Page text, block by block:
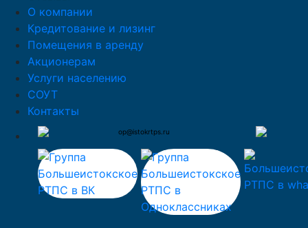
О компании
Кредитование и лизинг
Помещения в аренду
Акционерам
Услуги населению
СОУТ
Контакты
op@istokrtps.ru